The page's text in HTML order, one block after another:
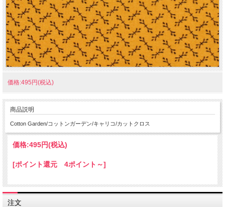
価格:495円(税込)
商品説明
Cotton Garden/コットンガーデン/キャリコ/カットクロス
価格:495円(税込)
[ポイント還元 4ポイント～]
注文